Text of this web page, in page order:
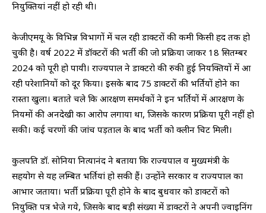
नियुक्तियां नहीं हो रही थी।
केजीएमयू के विभिन्न विभागों में चल रही डाक्टरों की कमी किसी हद तक हो
चुकी है। वर्ष 2022 में डॉक्टरों की भर्ती की जो प्रक्रिया जाकर 18 सितम्बर
2024 को पूरी हो पायी। राज्यपाल ने डाक्टरो की रुकी हुई नियक्तियों में आ
रही परेशानियों को दूर किया। इसके बाद 75 डाक्टरों की भर्तियों होने का
रास्ता खुला। बताते चले कि आरक्षण समर्थकों ने इन भर्तियों में आरक्षण के
नियमों की अनदेखी का आरोप लगाया था, जिसके कारण प्रक्रिया पूरी नहीं हो
सकी। कई चरणों की जांच पड़ताल के बाद भर्ती को क्लीन चिट मिली।
कुलपति डॉ. सोनिया नित्यानंद ने बताया कि राज्यपाल व मुख्यमंत्री के
सहयोग से यह लम्बित भर्तियां हो सकी हैं। उन्होंने सरकार व राज्यपाल का
आभार जताया। भर्ती प्रक्रिया पूरी होने के बाद बुधवार को डाक्टरों को
नियुक्ति पत्र भेजे गये, जिसके बाद बड़ी संख्या में डाक्टरों ने अपनी ज्वाइनिंग